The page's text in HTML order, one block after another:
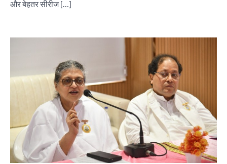
और बेहतर सीरीज […]
“वोकल फॉर लोकल” से “लोकल टू ग्लोबल” की ओर भारत
का बढ़ता कदम, 12 से 15 अगस्त तक भारत मंडपम में होगा
भव्य भारत व्यापार महोत्सव : हरीश गर्ग
City uday August 6, 2026
3
सोलर एनर्जी वेंडर्स एसोसिएशन (सेवा) ने पंजाब में सौर
परियोजनाओं की बाधाओं को दूर करने के लिए पीएसपीसीएल
और एमएनआरई के उच्च अधिकारियों से की मुलाकात
City uday August 6, 2026